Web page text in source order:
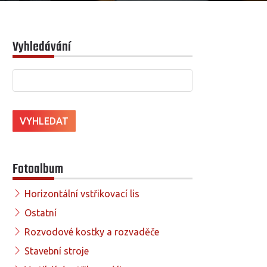
Vyhledávání
Fotoalbum
Horizontální vstřikovací lis
Ostatní
Rozvodové kostky a rozvaděče
Stavební stroje